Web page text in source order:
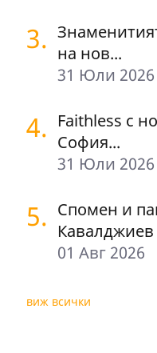
3. на нов...
31 Юли 2026
4. Faithless с
София...
31 Юли 2026
5. Спомен и
Кавалджиев
01 Авг 2026
виж всички